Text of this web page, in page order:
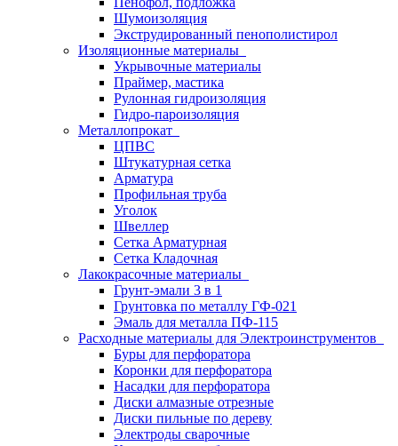
Шумоизоляция
Экструдированный пенополистирол
Изоляционные материалы
Укрывочные материалы
Праймер, мастика
Рулонная гидроизоляция
Гидро-пароизоляция
Металлопрокат
ЦПВС
Штукатурная сетка
Арматура
Профильная труба
Уголок
Швеллер
Сетка Арматурная
Сетка Кладочная
Лакокрасочные материалы
Грунт-эмали 3 в 1
Грунтовка по металлу ГФ-021
Эмаль для металла ПФ-115
Расходные материалы для Электроинструментов
Буры для перфоратора
Коронки для перфоратора
Насадки для перфоратора
Диски алмазные отрезные
Диски пильные по дереву
Электроды сварочные